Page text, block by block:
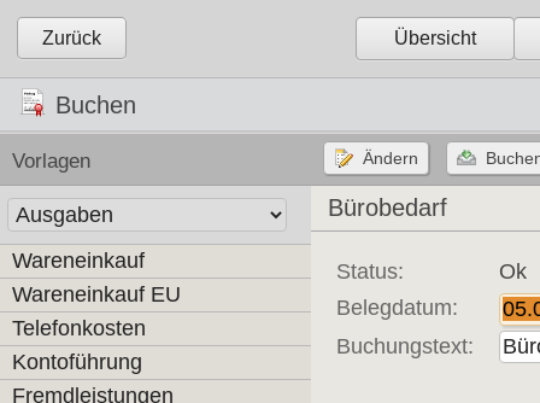
Zurück Übersicht
Buchen
Vorlagen
Wareneinkauf
Wareneinkauf EU
Telefonkosten
Kontoführung
Fremdleistungen
Bürobedarf
Status:
Ok
Belegdatum:
Buchungstext: